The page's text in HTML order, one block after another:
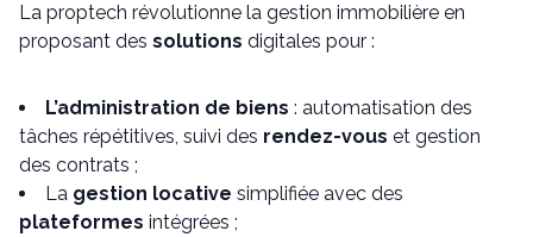
La proptech révolutionne la gestion immobilière en
proposant des solutions digitales pour :
L’administration de biens : automatisation des
tâches répétitives, suivi des rendez-vous et gestion
des contrats ;
La gestion locative simplifiée avec des
plateformes intégrées ;